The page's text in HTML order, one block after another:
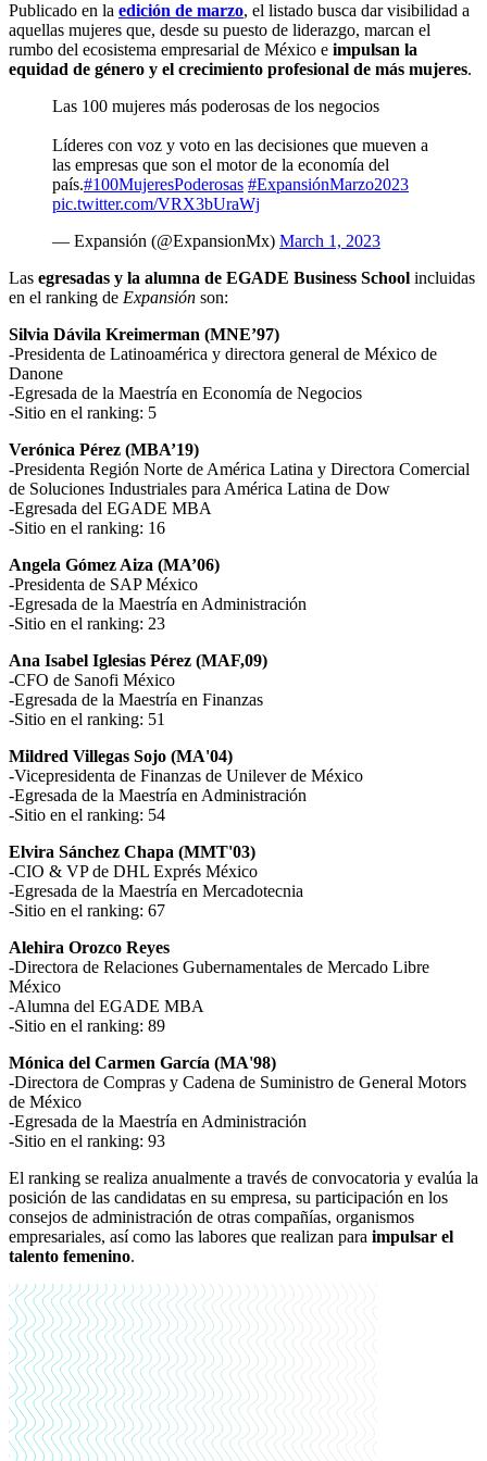
Publicado en la edición de marzo, el listado busca dar visibilidad a
aquellas mujeres que, desde su puesto de liderazgo, marcan el
rumbo del ecosistema empresarial de México e impulsan la
equidad de género y el crecimiento profesional de más mujeres.
Las 100 mujeres más poderosas de los negocios
Líderes con voz y voto en las decisiones que mueven a
las empresas que son el motor de la economía del
país.#100MujeresPoderosas #ExpansiónMarzo2023
pic.twitter.com/VRX3bUraWj
— Expansión (@ExpansionMx) March 1, 2023
Las egresadas y la alumna de EGADE Business School incluidas
en el ranking de Expansión son:
Silvia Dávila Kreimerman (MNE’97)
-Presidenta de Latinoamérica y directora general de México de
Danone
-Egresada de la Maestría en Economía de Negocios
-Sitio en el ranking: 5
Verónica Pérez (MBA’19)
-Presidenta Región Norte de América Latina y Directora Comercial
de Soluciones Industriales para América Latina de Dow
-Egresada del EGADE MBA
-Sitio en el ranking: 16
Angela Gómez Aiza (MA’06)
-Presidenta de SAP México
-Egresada de la Maestría en Administración
-Sitio en el ranking: 23
Ana Isabel Iglesias Pérez (MAF,09)
-CFO de Sanofi México
-Egresada de la Maestría en Finanzas
-Sitio en el ranking: 51
Mildred Villegas Sojo (MA'04)
-Vicepresidenta de Finanzas de Unilever de México
-Egresada de la Maestría en Administración
-Sitio en el ranking: 54
Elvira Sánchez Chapa (MMT'03)
-CIO & VP de DHL Exprés México
-Egresada de la Maestría en Mercadotecnia
-Sitio en el ranking: 67
Alehira Orozco Reyes
-Directora de Relaciones Gubernamentales de Mercado Libre
México
-Alumna del EGADE MBA
-Sitio en el ranking: 89
Mónica del Carmen García (MA'98)
-Directora de Compras y Cadena de Suministro de General Motors
de México
-Egresada de la Maestría en Administración
-Sitio en el ranking: 93
El ranking se realiza anualmente a través de convocatoria y evalúa la
posición de las candidatas en su empresa, su participación en los
consejos de administración de otras compañías, organismos
empresariales, así como las labores que realizan para impulsar el
talento femenino.